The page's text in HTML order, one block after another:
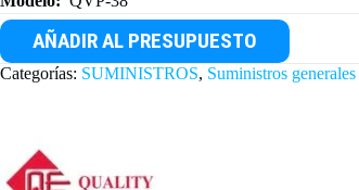
AÑADIR AL PRESUPUESTO
Categorías: SUMINISTROS, Suministros generales